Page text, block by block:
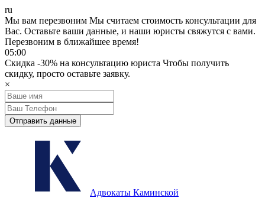
ru
Мы вам перезвоним Мы считаем стоимость консультации для
Вас. Оставьте ваши данные, и наши юристы свяжутся с вами.
Перезвоним в ближайшее время!
05:00
Скидка -30% на консультацию юриста Чтобы получить
скидку, просто оставьте заявку.
×
Отправить данные
Адвокаты Каминской